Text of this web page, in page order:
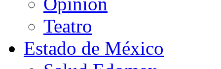
Teatro
Estado de México